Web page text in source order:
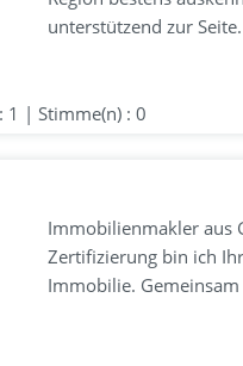
unterstützend zur Seite.
| Stimme(n) : 0
Immobilienmakler aus
Zertifizierung bin ich
Immobilie.